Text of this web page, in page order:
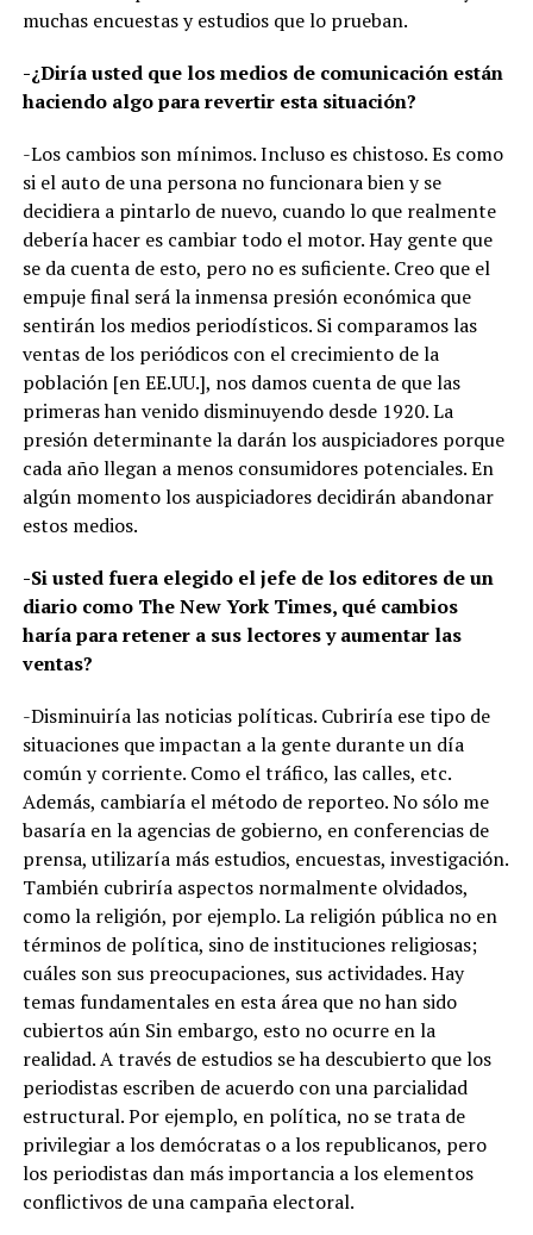
muchas encuestas y estudios que lo prueban.
-¿Diría usted que los medios de comunicación están
haciendo algo para revertir esta situación?
-Los cambios son mínimos. Incluso es chistoso. Es como
si el auto de una persona no funcionara bien y se
decidiera a pintarlo de nuevo, cuando lo que realmente
debería hacer es cambiar todo el motor. Hay gente que
se da cuenta de esto, pero no es suficiente. Creo que el
empuje final será la inmensa presión económica que
sentirán los medios periodísticos. Si comparamos las
ventas de los periódicos con el crecimiento de la
población [en EE.UU.], nos damos cuenta de que las
primeras han venido disminuyendo desde 1920. La
presión determinante la darán los auspiciadores porque
cada año llegan a menos consumidores potenciales. En
algún momento los auspiciadores decidirán abandonar
estos medios.
-Si usted fuera elegido el jefe de los editores de un
diario como The New York Times, qué cambios
haría para retener a sus lectores y aumentar las
ventas?
-Disminuiría las noticias políticas. Cubriría ese tipo de
situaciones que impactan a la gente durante un día
común y corriente. Como el tráfico, las calles, etc.
Además, cambiaría el método de reporteo. No sólo me
basaría en la agencias de gobierno, en conferencias de
prensa, utilizaría más estudios, encuestas, investigación.
También cubriría aspectos normalmente olvidados,
como la religión, por ejemplo. La religión pública no en
términos de política, sino de instituciones religiosas;
cuáles son sus preocupaciones, sus actividades. Hay
temas fundamentales en esta área que no han sido
cubiertos aún Sin embargo, esto no ocurre en la
realidad. A través de estudios se ha descubierto que los
periodistas escriben de acuerdo con una parcialidad
estructural. Por ejemplo, en política, no se trata de
privilegiar a los demócratas o a los republicanos, pero
los periodistas dan más importancia a los elementos
conflictivos de una campaña electoral.